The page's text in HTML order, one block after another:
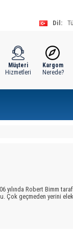
Dil:
Kargom
Nerede?
Müşteri
Hizmetleri
yılında Robert Bimm
Çok geçmeden yerini el
, özellikle yere